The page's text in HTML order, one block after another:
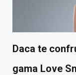
Daca te
gama Love